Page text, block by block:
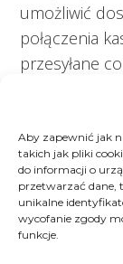
Aby zapewnić jak
takich jak pliki
do informacji o
przetwarzać dane,
unikalne
wycofanie zgody
funkcje.
umożliwić
połączenia
przesyłane
SPRAWDŹ
https://